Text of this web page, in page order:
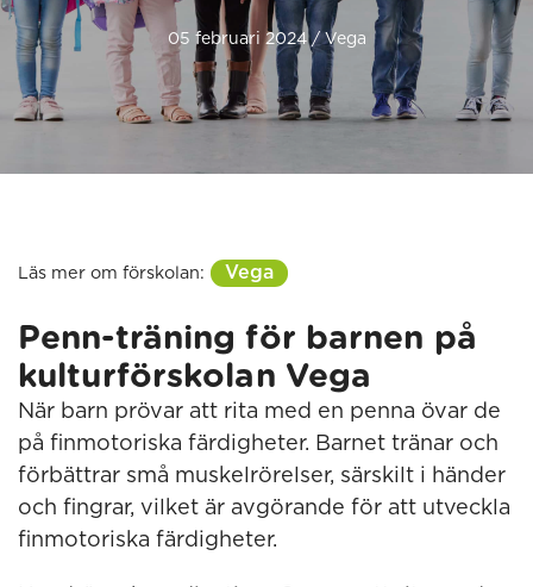
05 februari 2024 / Vega
Läs mer om förskolan: Vega
Penn-träning för barnen på
kulturförskolan Vega
När barn prövar att rita med en penna övar de
på finmotoriska färdigheter. Barnet tränar och
förbättrar små muskelrörelser, särskilt i händer
och fingrar, vilket är avgörande för att utveckla
finmotoriska färdigheter.